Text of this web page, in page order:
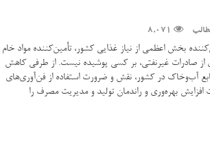
8,071
بخش اعظمی از نیاز غذایی کشور، تأمین‌کننده مواد خام
صادرات غیرنفتی، بر کسی پوشیده نیست. از طرفی کاهش
آب‌وخاک در کشور، نقش و ضرورت استفاده از فن‌آوری‌های
بهره‌وری و راندمان تولید و مدیریت مصرف را